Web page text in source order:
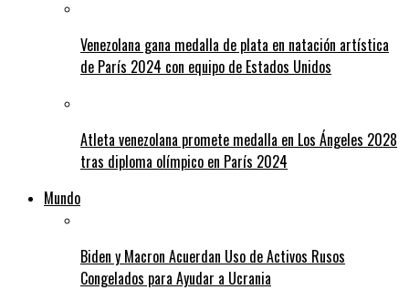
Venezolana gana medalla de plata en natación artística
de París 2024 con equipo de Estados Unidos
Atleta venezolana promete medalla en Los Ángeles 2028
tras diploma olímpico en París 2024
Mundo
Biden y Macron Acuerdan Uso de Activos Rusos
Congelados para Ayudar a Ucrania